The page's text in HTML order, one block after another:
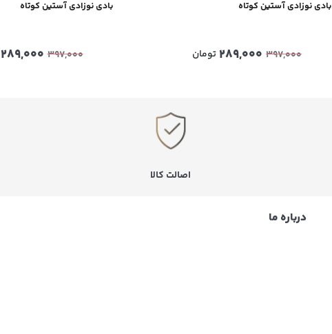
بادی نوزادی آستین کوتاه
397,000
289,000تومان
بادی نوزادی آستین کوتاه
397,000
289,000
اصالت کالا
درباره ما